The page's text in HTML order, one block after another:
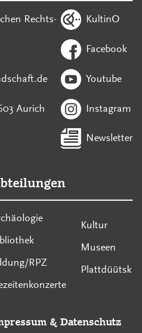
Rechts-
Aurich
KultinO
Facebook
Youtube
Instagram
Newsletter
RPZ
Kultur
Museen
Plattdüütsk
& Datenschutz